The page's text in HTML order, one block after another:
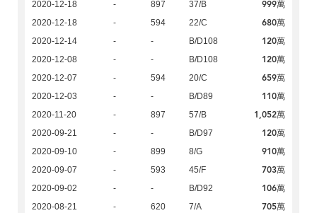
2020-12-18 - 897 37/B 999萬
2020-12-18 - 594 22/C 680萬
2020-12-14 - - B/D108 120萬
2020-12-08 - - B/D108 120萬
2020-12-07 - 594 20/C 659萬
2020-12-03 - - B/D89 110萬
2020-11-20 - 897 57/B 1,052萬
2020-09-21 - - B/D97 120萬
2020-09-10 - 899 8/G 910萬
2020-09-07 - 593 45/F 703萬
2020-09-02 - - B/D92 106萬
2020-08-21 - 620 7/A 705萬